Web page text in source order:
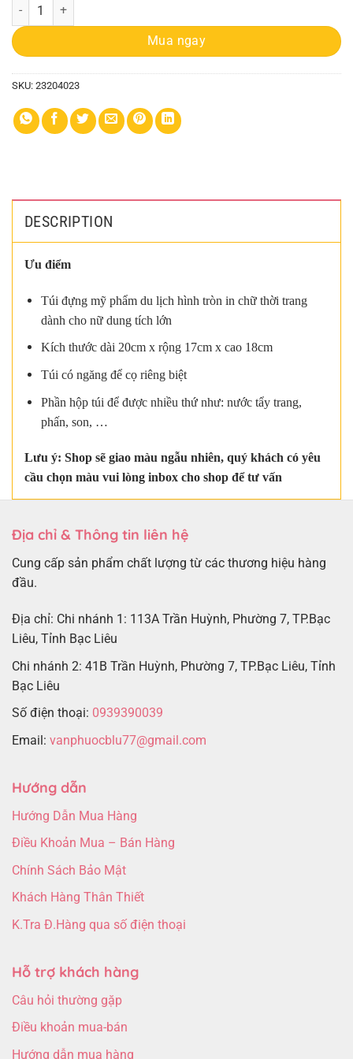
Túi Đựng Mỹ Phẩm Da quantity
Mua ngay
SKU: 23204023
DESCRIPTION
Ưu điểm
Túi đựng mỹ phẩm du lịch hình tròn in chữ thời trang
dành cho nữ dung tích lớn
Kích thước dài 20cm x rộng 17cm x cao 18cm
Túi có ngăng để cọ riêng biệt
Phần hộp túi để được nhiều thứ như: nước tẩy trang,
phấn, son, …
Lưu ý: Shop sẽ giao màu ngẫu nhiên, quý khách có yêu
cầu chọn màu vui lòng inbox cho shop để tư vấn
Địa chỉ & Thông tin liên hệ
Cung cấp sản phẩm chất lượng từ các thương hiệu hàng
đầu.
Địa chỉ: Chi nhánh 1: 113A Trần Huỳnh, Phường 7, TP.Bạc
Liêu, Tỉnh Bạc Liêu
Chi nhánh 2: 41B Trần Huỳnh, Phường 7, TP.Bạc Liêu, Tỉnh
Bạc Liêu
Số điện thoại: 0939390039
Email: vanphuocblu77@gmail.com
Hướng dẫn
Hướng Dẫn Mua Hàng
Điều Khoản Mua – Bán Hàng
Chính Sách Bảo Mật
Khách Hàng Thân Thiết
K.Tra Đ.Hàng qua số điện thoại
Hỗ trợ khách hàng
Câu hỏi thường gặp
Điều khoản mua-bán
Hướng dẫn mua hàng